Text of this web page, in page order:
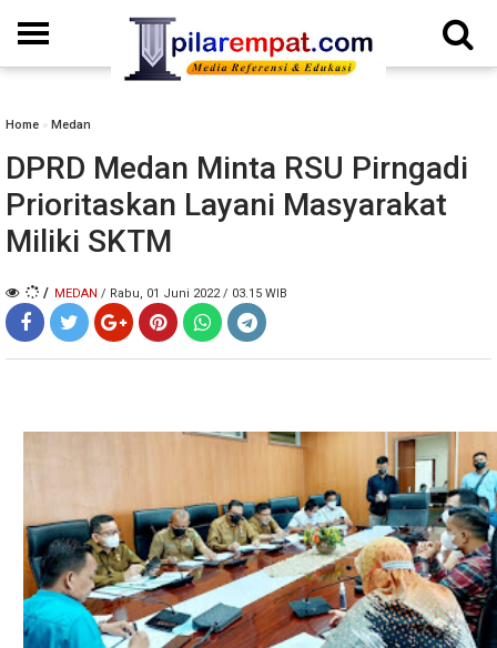
Home » Medan
DPRD Medan Minta RSU Pirngadi
Prioritaskan Layani Masyarakat
Miliki SKTM
/ MEDAN / Rabu, 01 Juni 2022 / 03.15 WIB